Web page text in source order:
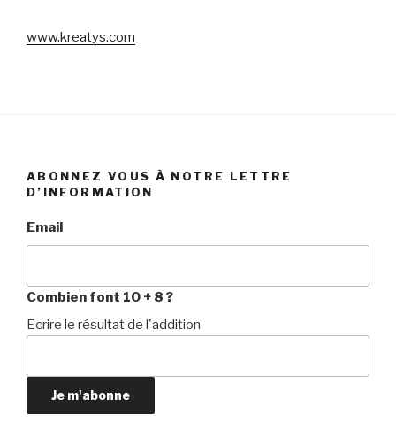
www.kreatys.com
ABONNEZ VOUS À NOTRE LETTRE
D’INFORMATION
Email
Combien font 10 + 8 ?
Ecrire le résultat de l'addition
Je m'abonne